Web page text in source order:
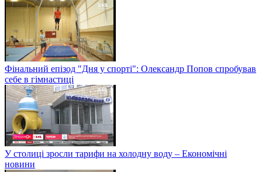
Фінальний епізод "Дня у спорті": Олександр Попов спробував
себе в гімнастиці
У столиці зросли тарифи на холодну воду – Економічні
новини